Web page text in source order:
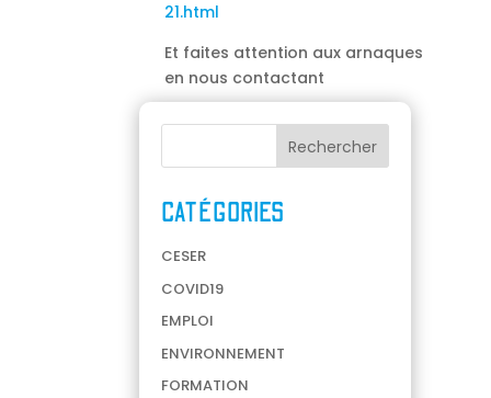
21.html
Et faites attention aux arnaques
en nous contactant
CATÉGORIES
CESER
COVID19
EMPLOI
ENVIRONNEMENT
FORMATION